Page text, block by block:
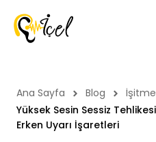
Ana Sayfa Blog
İşitme
Yüksek Sesin Sessiz
Erken Uyarı İşaretleri